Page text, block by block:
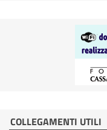
COLLEGAMENTI UTILI